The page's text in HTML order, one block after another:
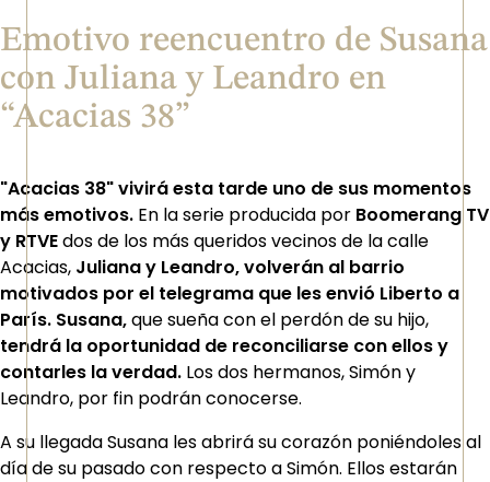
Emotivo reencuentro de Susana
con Juliana y Leandro en
“Acacias 38”
"Acacias 38" vivirá esta tarde uno de sus momentos
más emotivos. En la serie producida por Boomerang TV
y RTVEdos de los más queridos vecinos de la calle
Acacias, Juliana y Leandro, volverán al barrio
motivados por el telegrama que les envió Liberto a
París. Susana,que sueña con el perdón de su hijo,
tendrá la oportunidad de reconciliarse con ellos y
contarles la verdad. Los dos hermanos, Simón y
Leandro, por fin podrán conocerse.
A su llegada Susana les abrirá su corazón poniéndoles al
día de su pasado con respecto a Simón. Ellos estarán